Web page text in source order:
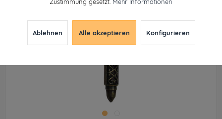
Ablehnen Alle akzeptieren Konfigurieren